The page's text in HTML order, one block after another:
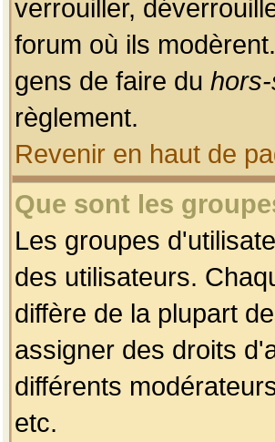
verrouiller,
forum où ils
gens de faire du
règlement.
Revenir en haut de
Que sont les
Les groupes
des utilisateurs.
diffère de la plupart
assigner des droits
différents
etc.